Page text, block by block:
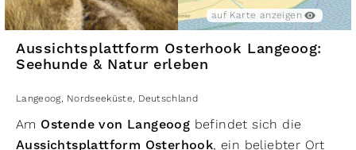
der schönsten Momente, die die Insel zu bieten hat.
auf Karte anzeigen
Aussichtsplattform Osterhook Langeoog:
Seehunde & Natur erleben
Langeoog, Nordseeküste, Deutschland
Am Ostende von Langeoog befindet sich die
Aussichtsplattform Osterhook, ein beliebter Ort